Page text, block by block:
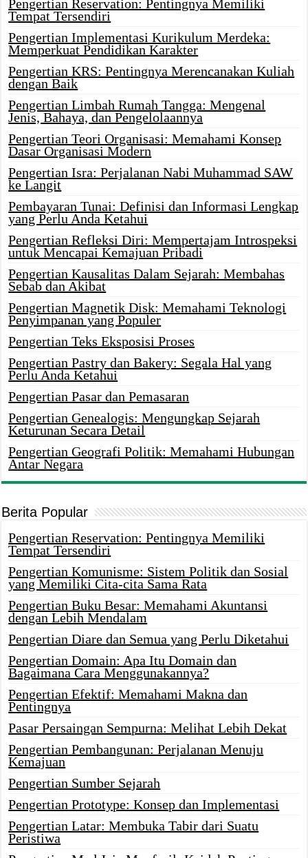
Pengertian Reservation: Pentingnya Memiliki
Tempat Tersendiri
Pengertian Implementasi Kurikulum Merdeka:
Memperkuat Pendidikan Karakter
Pengertian KRS: Pentingnya Merencanakan Kuliah
dengan Baik
Pengertian Limbah Rumah Tangga: Mengenal
Jenis, Bahaya, dan Pengelolaannya
Pengertian Teori Organisasi: Memahami Konsep
Dasar Organisasi Modern
Pengertian Isra: Perjalanan Nabi Muhammad SAW
ke Langit
Pembayaran Tunai: Definisi dan Informasi Lengkap
yang Perlu Anda Ketahui
Pengertian Refleksi Diri: Mempertajam Introspeksi
untuk Mencapai Kemajuan Pribadi
Pengertian Kausalitas Dalam Sejarah: Membahas
Sebab dan Akibat
Pengertian Magnetik Disk: Memahami Teknologi
Penyimpanan yang Populer
Pengertian Teks Eksposisi Proses
Pengertian Pastry dan Bakery: Segala Hal yang
Perlu Anda Ketahui
Pengertian Pasar dan Pemasaran
Pengertian Genealogis: Mengungkap Sejarah
Keturunan Secara Detail
Pengertian Geografi Politik: Memahami Hubungan
Antar Negara
Berita Popular
Pengertian Reservation: Pentingnya Memiliki
Tempat Tersendiri
Pengertian Komunisme: Sistem Politik dan Sosial
yang Memiliki Cita-cita Sama Rata
Pengertian Buku Besar: Memahami Akuntansi
dengan Lebih Mendalam
Pengertian Diare dan Semua yang Perlu Diketahui
Pengertian Domain: Apa Itu Domain dan
Bagaimana Cara Menggunakannya?
Pengertian Efektif: Memahami Makna dan
Pentingnya
Pasar Persaingan Sempurna: Melihat Lebih Dekat
Pengertian Pembangunan: Perjalanan Menuju
Kemajuan
Pengertian Sumber Sejarah
Pengertian Prototype: Konsep dan Implementasi
Pengertian Latar: Membuka Tabir dari Suatu
Peristiwa